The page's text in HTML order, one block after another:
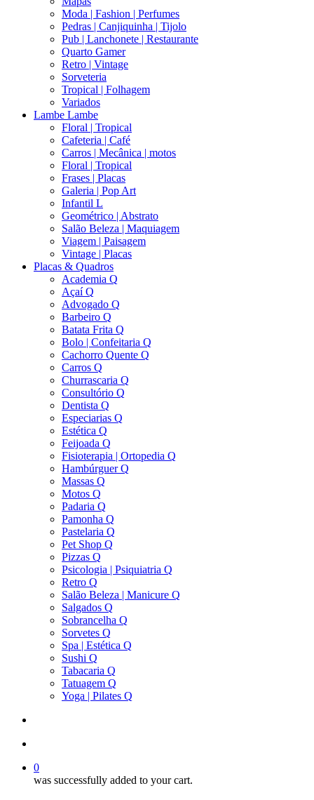
Moda | Fashion | Perfumes
Pedras | Canjiquinha | Tijolo
Pub | Lanchonete | Restaurante
Quarto Gamer
Retro | Vintage
Sorveteria
Tropical | Folhagem
Variados
Lambe Lambe
Floral | Tropical
Cafeteria | Café
Carros | Mecânica | motos
Floral | Tropical
Frases | Placas
Galeria | Pop Art
Infantil L
Geométrico | Abstrato
Salão Beleza | Maquiagem
Viagem | Paisagem
Vintage | Placas
Placas & Quadros
Academia Q
Açaí Q
Advogado Q
Barbeiro Q
Batata Frita Q
Bolo | Confeitaria Q
Cachorro Quente Q
Carros Q
Churrascaria Q
Consultório Q
Dentista Q
Especiarias Q
Estética Q
Feijoada Q
Fisioterapia | Ortopedia Q
Hambúrguer Q
Massas Q
Motos Q
Padaria Q
Pamonha Q
Pastelaria Q
Pet Shop Q
Pizzas Q
Psicologia | Psiquiatria Q
Retro Q
Salão Beleza | Manicure Q
Salgados Q
Sobrancelha Q
Sorvetes Q
Spa | Estética Q
Sushi Q
Tabacaria Q
Tatuagem Q
Yoga | Pilates Q
0
was successfully added to your cart.